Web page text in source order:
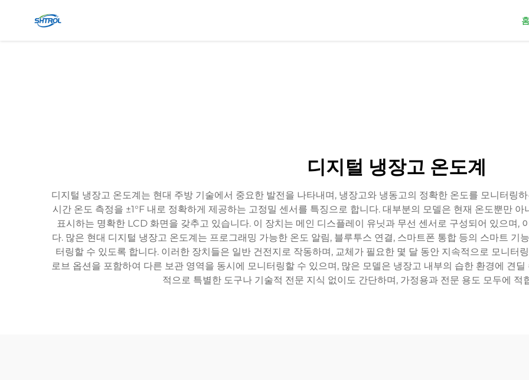
디지털 냉장고 온도계
디지털 냉장고 온도계는 현대 주방 기술에서 중요한 발전을 나타내며, 냉장고와 냉동고의 정확한 온도를 모니터링
시간 온도 측정을 ±1°F 내로 정확하게 제공하는 고정밀 센서를 특징으로 합니다. 대부분의 모델은 현재 온도뿐만
표시하는 명확한 LCD 화면을 갖추고 있습니다. 이 장치는 메인 디스플레이 유닛과 무선 센서로 구성되어 있으며,
다. 많은 현대 디지털 냉장고 온도계는 프로그래밍 가능한 온도 알림, 블루투스 연결, 스마트폰 통합 등의 스마트 기
터링할 수 있도록 합니다. 이러한 장치들은 일반 건전지로 작동하며, 교체가 필요한 몇 달 동안 지속적으로 모니터
로브 옵션을 포함하여 다른 보관 영역을 동시에 모니터링할 수 있으며, 많은 모델은 냉장고 내부의 습한 환경에 견
적으로 특별한 도구나 기술적 전문 지식 없이도 간단하며, 가정용과 전문 용도 모두에 적